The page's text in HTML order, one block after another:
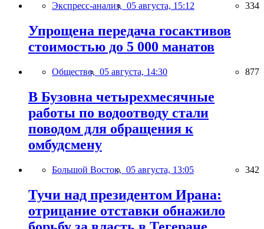
Экспресс-анализ, 05 августа, 15:12 334
Упрощена передача госактивов
стоимостью до 5 000 манатов
Общество, 05 августа, 14:30 877
В Бузовна четырехмесячные
работы по водоотводу стали
поводом для обращения к
омбудсмену
Большой Восток, 05 августа, 13:05 342
Тучи над президентом Ирана:
отрицание отставки обнажило